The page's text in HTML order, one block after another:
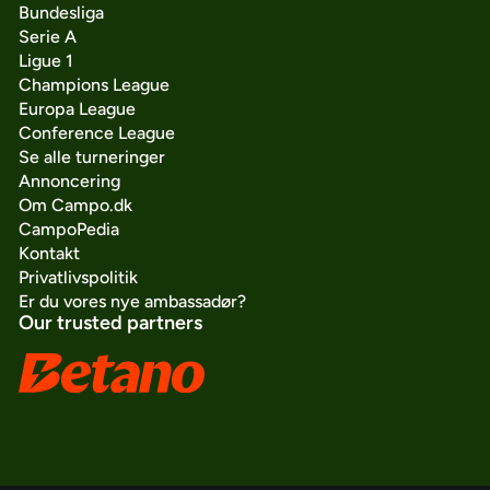
Bundesliga
Serie A
Ligue 1
Champions League
Europa League
Conference League
Se alle turneringer
Annoncering
Om Campo.dk
CampoPedia
Kontakt
Privatlivspolitik
Er du vores nye ambassadør?
Our trusted partners